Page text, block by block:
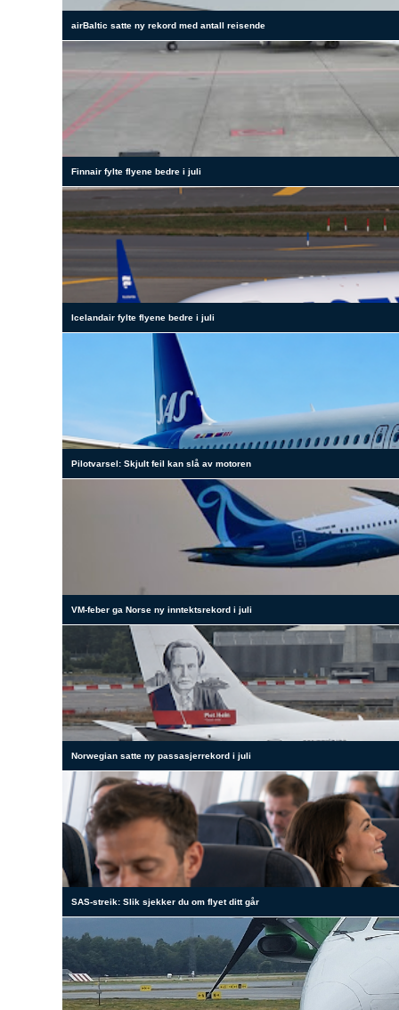
airBaltic satte ny rekord med antall reisende
Finnair fylte flyene bedre i juli
Icelandair fylte flyene bedre i juli
Pilotvarsel: Skjult feil kan slå av motoren
VM-feber ga Norse ny inntektsrekord i juli
Norwegian satte ny passasjerrekord i juli
SAS-streik: Slik sjekker du om flyet ditt går